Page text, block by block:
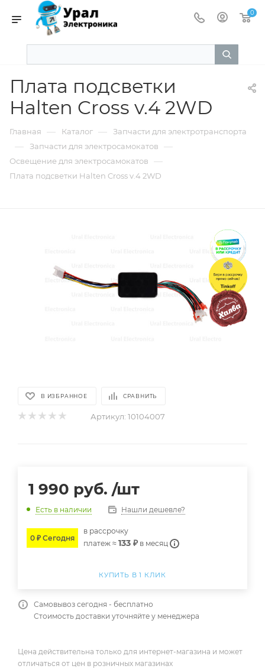
0
Плата подсветки
Halten Cross v.4 2WD
Главная — Каталог — Запчасти для электротранспорта
— Запчасти для электросамокатов —
Освещение для электросамокатов —
Плата подсветки Halten Cross v.4 2WD
В ИЗБРАННОЕ СРАВНИТЬ
Артикул: 10104007
1 990 руб. /шт
Есть в наличии Нашли дешевле?
0 ₽ Сегодня
в расcрочку
платеж ≈ 133 ₽ в месяц
КУПИТЬ В 1 КЛИК
Самовывоз сегодня - бесплатно
Стоимость доставки уточняйте у менеджера
Цена действительна только для интернет-магазина и может
отличаться от цен в розничных магазинах